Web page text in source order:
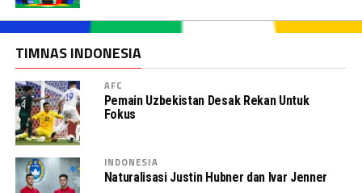
TIMNAS INDONESIA
AFC
Pemain Uzbekistan Desak Rekan Untuk
Fokus
INDONESIA
Naturalisasi Justin Hubner dan Ivar Jenner